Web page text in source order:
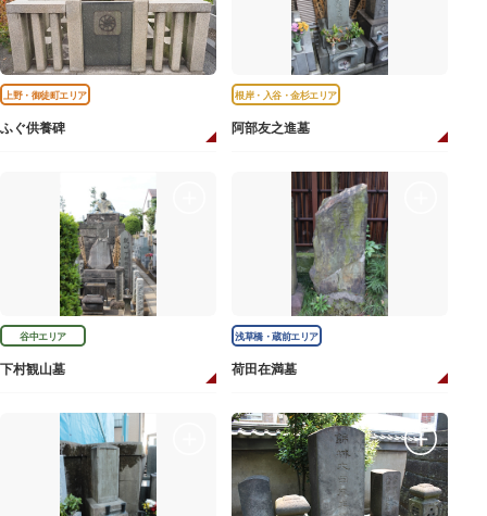
上野・御徒町エリア
ふぐ供養碑
根岸・入谷・金杉エリア
阿部友之進墓
谷中エリア
下村観山墓
浅草橋・蔵前エリア
荷田在満墓